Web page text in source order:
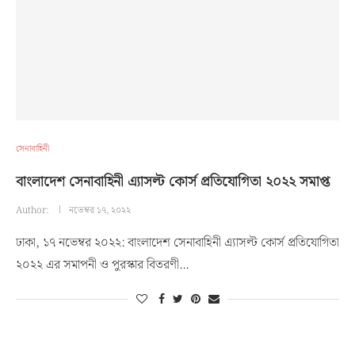
সেনাবাহিনী
বাংলাদেশ সেনাবাহিনী এ্যাসল্ট কোর্স প্রতিযোগিতা ২০২২ সমাপ্ত
Author: নভেম্বর ১৭, ২০২২
ঢাকা, ১৭ নভেম্বর ২০২২: বাংলাদেশ সেনাবাহিনী এ্যাসল্ট কোর্স প্রতিযোগিতা
২০২২ এর সমাপনী ও পুরস্কার বিতরণী…